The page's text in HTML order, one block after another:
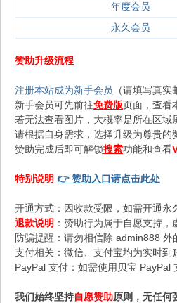
年度会员
永久会员
赞助升级流程
注册本站成为新手会员 （请填写真实
新手会员可先前往免费版页面，查看
若无法查看图片，大概率是所在区域
请根据自身需求，选择升级为尊贵的
赞助完成后即可解锁搜索功能和查看
特别说明 👉 赞助入口请点击此处
开通方式：因收款受限，如需开通永
退款说明 ：赞助行为属于自愿支持，
防骗提醒：请勿相信除 admin888 外
支付相关：微信、支付宝均为实时到
PayPal 支付：如需使用贝宝 PayPal
我们始终坚持自愿赞助原则，无任何